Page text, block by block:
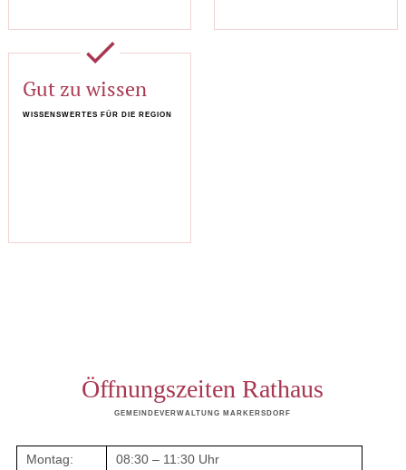
done
Gut zu wissen
WISSENSWERTES FÜR DIE REGION
Öffnungszeiten Rathaus
GEMEINDEVERWALTUNG MARKERSDORF
Montag:
08:30 – 11:30 Uhr